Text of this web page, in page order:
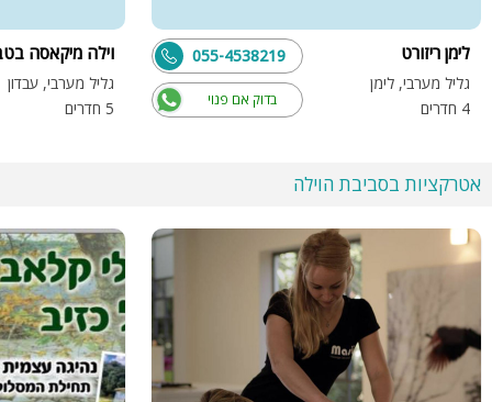
לימן ריזורט
גליל מערבי, לימן
4 חדרים
בדוק אם פנוי
055-4538219 וילה מיקאסה
גליל מערבי, עבדון
5 חדרים
אטרקציות בסביבת הוילה